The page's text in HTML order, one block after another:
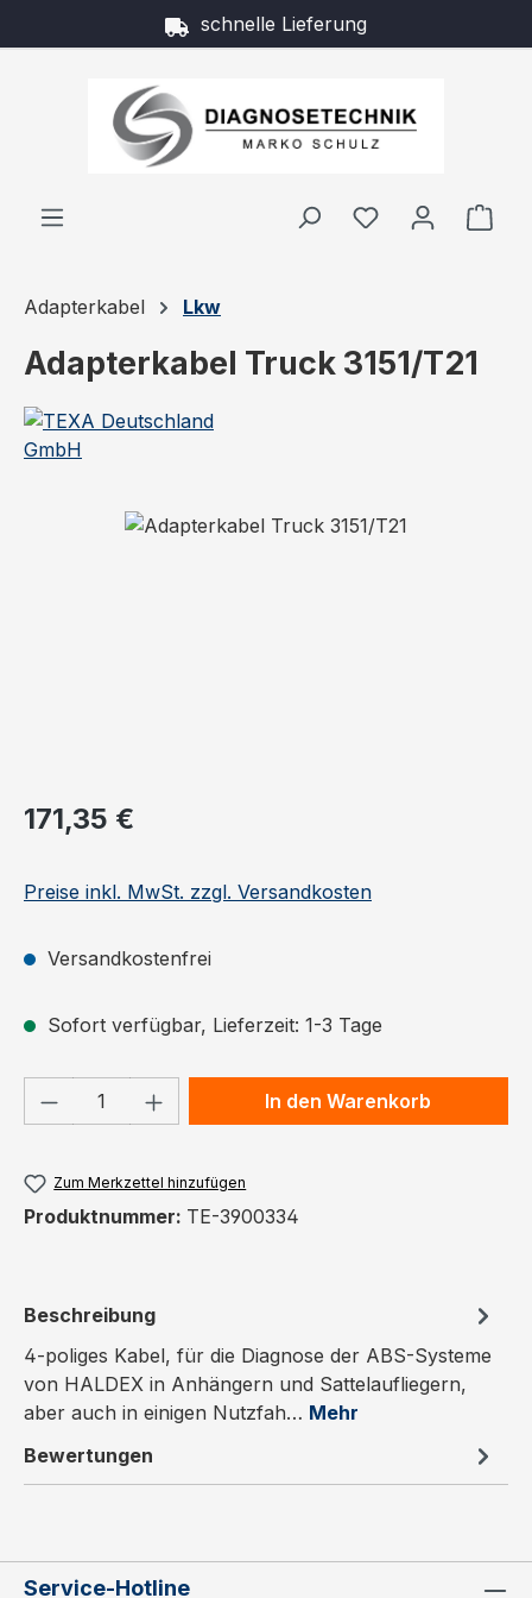
Zum Hauptinhalt springenschnelle Lieferung
Adapterkabel Lkw
Adapterkabel Truck 3151/T21
Bildergalerie überspringen
Regulärer Preis:
171,35 €
Preise inkl. MwSt. zzgl. Versandkosten
Versandkostenfrei
Sofort verfügbar, Lieferzeit: 1-3 Tage
Produkt Anzahl: Gib denIn den Warenkorb
Zum Merkzettel hinzufügen
Produktnummer: TE-3900334
Beschreibung
4-poliges Kabel, für die Diagnose der ABS-Systeme
von HALDEX in Anhängern und Sattelaufliegern,
aber auch in einigen Nutzfah… Mehr
Bewertungen
Service-Hotline